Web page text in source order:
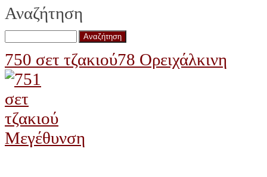
Αναζήτηση
750 σετ τζακιού78 Ορειχάλκινη
Μεγέθυνση